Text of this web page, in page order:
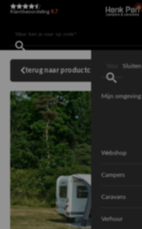
Klantbeoordeling 8.7
Sluiten
Mijn omgeving
Webshop
Campers
Caravans
Verhuur
terug naar productcategorie